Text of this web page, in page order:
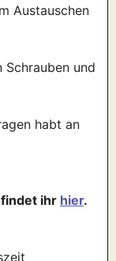
Austauschen
und
habt an
ihr hier.